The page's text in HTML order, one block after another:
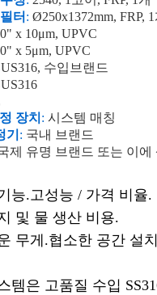
터 : Ø250x1372mm, FRP, 1
x 10μm, UPVC
x 5μm, UPVC
수입브랜드
장치 : 시스템 매칭
기 : 국내 브랜드
제 유명 브랜드 또는 이에
능.고성능 / 가격 비율.
및 물 생산 비용.
무게.협소한 공간 설
템은 고품질 수입